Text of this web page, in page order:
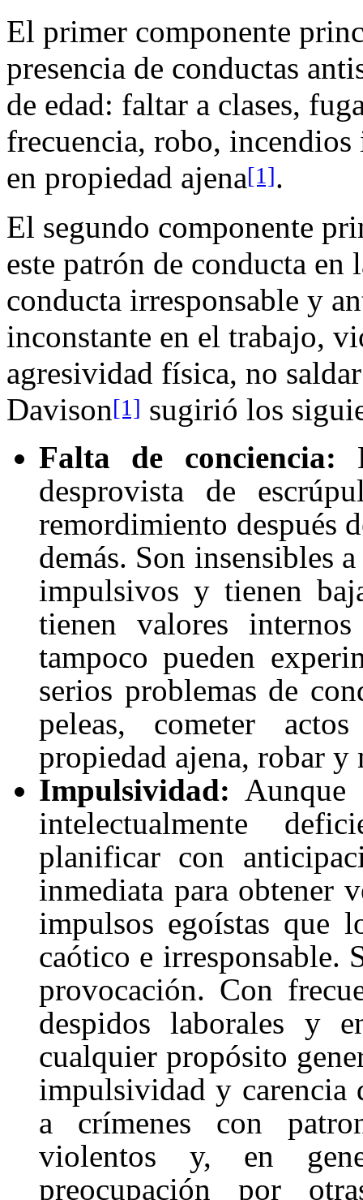
El primer componente
presencia de conductas
de edad: faltar a clases,
frecuencia, robo,
en propiedad ajena[1].
El segundo componente
este patrón de conducta en
conducta irresponsable y
inconstante en el trabajo,
agresividad física, no
Davison[1] sugirió los
Falta de conciencia:
desprovista de
remordimiento después
demás. Son insensibles
impulsivos y tienen
tienen valores
tampoco pueden
serios problemas de
peleas, cometer
propiedad ajena, robar y
Impulsividad: Aunque
intelectualmente
planificar con
inmediata para obtener
impulsos egoístas que
caótico e irresponsable.
provocación. Con
despidos laborales y
cualquier propósito
impulsividad y carencia
a crímenes con
violentos y, en
preocupación por